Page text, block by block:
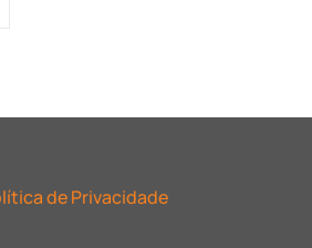
de Privacidade